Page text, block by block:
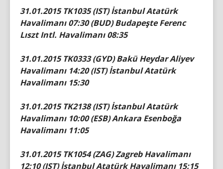
31.01.2015 TK1035 (IST) İstanbul Atatürk
Havalimanı 07:30 (BUD) Budapeşte Ferenc
Lıszt Intl. Havalimanı 08:35
31.01.2015 TK0333 (GYD) Bakü Heydar Aliyev
Havalimanı 14:20 (IST) İstanbul Atatürk
Havalimanı 15:30
31.01.2015 TK2138 (IST) İstanbul Atatürk
Havalimanı 10:00 (ESB) Ankara Esenboğa
Havalimanı 11:05
31.01.2015 TK1054 (ZAG) Zagreb Havalimanı
12:10 (IST) İstanbul Atatürk Havalimanı 15:15